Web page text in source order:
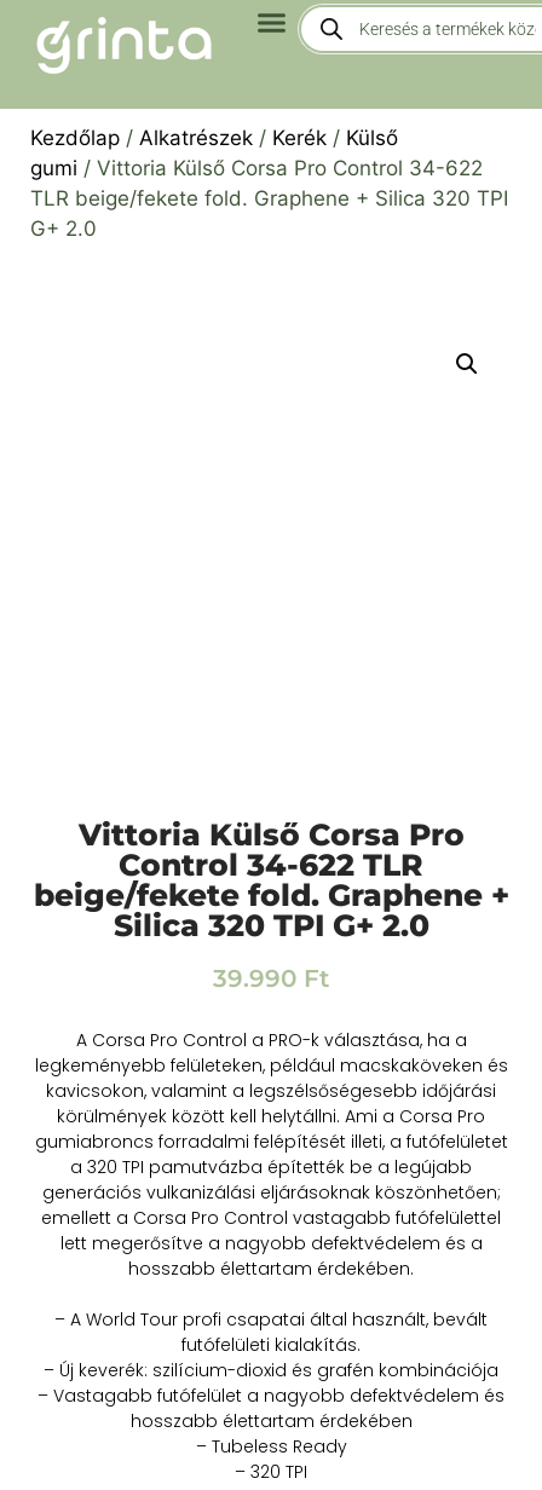
Kezdőlap / Alkatrészek / Kerék / Külső
gumi / Vittoria Külső Corsa Pro Control 34-622
TLR beige/fekete fold. Graphene + Silica 320 TPI
G+ 2.0
Vittoria Külső Corsa Pro
Control 34-622 TLR
beige/fekete fold. Graphene +
Silica 320 TPI G+ 2.0
39.990 Ft
A Corsa Pro Control a PRO-k választása, ha a
legkeményebb felületeken, például macskaköveken és
kavicsokon, valamint a legszélsőségesebb időjárási
körülmények között kell helytállni. Ami a Corsa Pro
gumiabroncs forradalmi felépítését illeti, a futófelületet
a 320 TPI pamutvázba építették be a legújabb
generációs vulkanizálási eljárásoknak köszönhetően;
emellett a Corsa Pro Control vastagabb futófelülettel
lett megerősítve a nagyobb defektvédelem és a
hosszabb élettartam érdekében.
– A World Tour profi csapatai által használt, bevált
futófelületi kialakítás.
– Új keverék: szilícium-dioxid és grafén kombinációja
– Vastagabb futófelület a nagyobb defektvédelem és
hosszabb élettartam érdekében
– Tubeless Ready
– 320 TPI